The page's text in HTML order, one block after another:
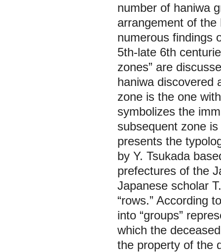
number of haniwa
arrangement of
numerous findings
5th-late 6th
zones” are
haniwa discovered
zone is the one
symbolizes the
subsequent zone
presents the
by Y. Tsukada
prefectures of the
Japanese scholar
“rows.” According
into “groups”
which the
the property of the